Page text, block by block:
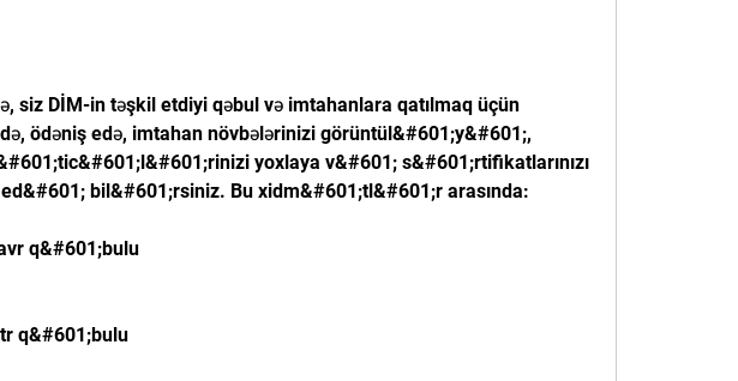
siz DİM-in təşkil etdiyi qəbul və imtahanlara qatılmaq üçün
ödəniş edə, imtahan növbələrinizi görüntül&#601;y&#601;,
yoxlaya v&#601; s&#601;rtifikatlarınızı
bil&#601;rsiniz. Bu xidm&#601;tl&#601;r arasında:
q&#601;bulu
q&#601;bulu